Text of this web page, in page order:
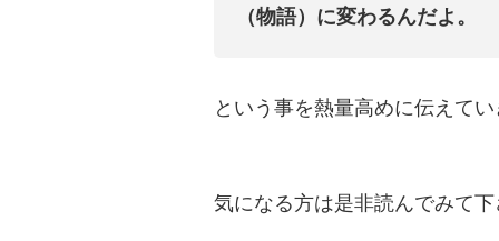
（物語）に変わるんだよ。
という事を熱量高めに伝えて
気になる方は是非読んでみて